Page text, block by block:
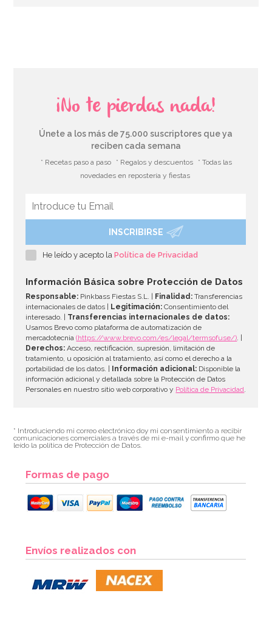
¡No te pierdas nada!
Únete a los más de 75.000 suscriptores que ya
reciben cada semana
* Recetas paso a paso * Regalos y descuentos
* Todas las
novedades en repostería y fiestas
INSCRIBIRSE
He leído y acepto laPolítica de Privacidad
Información Básica sobre Protección de Datos
Responsable: Pinkbass Fiestas S.L. | Finalidad: Transferencias
internacionales de datos |
Legitimación: Consentimiento del
interesado. | Transferencias internacionales de datos:
Usamos Brevo como plataforma de automatización de
mercadotecnia(https://www.brevo.com/es/legal/termsofuse/). |
Derechos: Acceso, rectificación, supresión, limitación de
tratamiento, u oposición al tratamiento, así como el derecho a la
portabilidad de los datos. |
Información adicional: Disponible la
información adicional y detallada sobre la Protección de Datos
Personales en nuestro sitio web corporativo y Política de Privacidad.
* Introduciendo mi correo electrónico doy mi consentimiento a recibir
comunicaciones comerciales a través de mi e-mail y confirmo que he
leído la política de Protección de Datos.
Formas de pago
Envíos realizados con